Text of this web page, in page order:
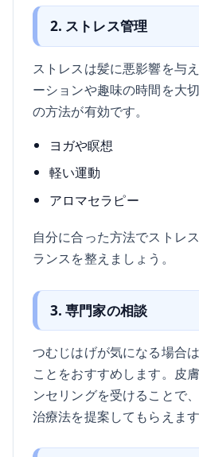
2. ストレス管理
ストレスは髪に悪影響を与
ーションや趣味の時間を大
の方法が有効です。
ヨガや瞑想
軽い運動
アロマセラピー
自分に合った方法でストレ
ランスを整えましょう。
3. 専門家の相談
つむじはげが気になる場合
ことをおすすめします。皮
ンセリングを受けることで
治療法を提案してもらえます